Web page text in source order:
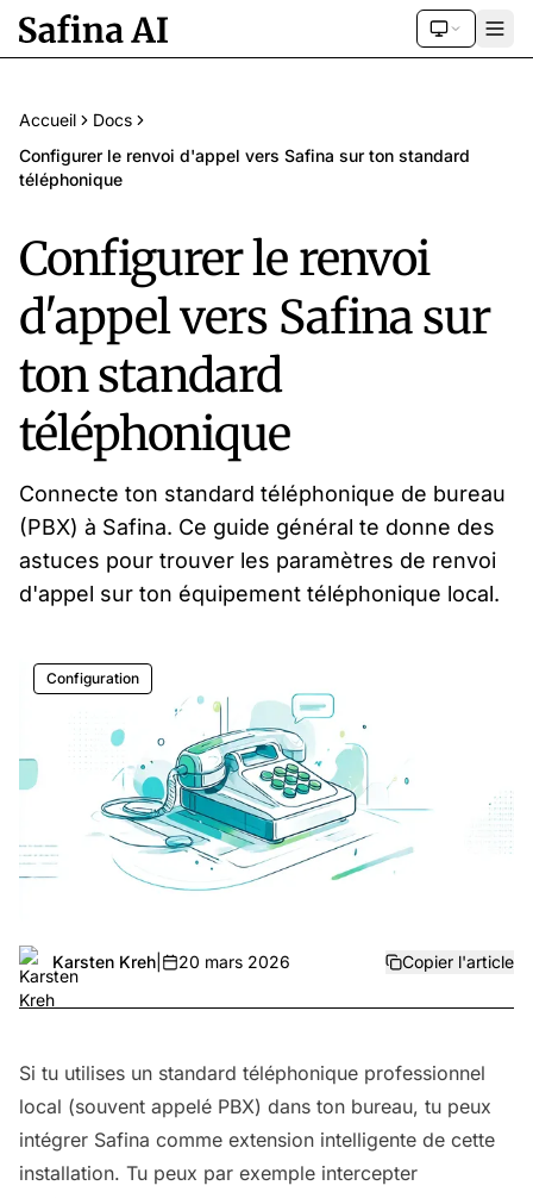
Accueil
Docs
Configurer le renvoi d'appel vers Safina sur ton standard
téléphonique
Configurer le renvoi
d'appel vers Safina sur
ton standard
téléphonique
Connecte ton standard téléphonique de bureau
(PBX) à Safina. Ce guide général te donne des
astuces pour trouver les paramètres de renvoi
d'appel sur ton équipement téléphonique local.
Configuration
Karsten Kreh 20 mars 2026 Copier l'article
Si tu utilises un standard téléphonique professionnel
local (souvent appelé PBX) dans ton bureau, tu peux
intégrer Safina comme extension intelligente de cette
installation. Tu peux par exemple intercepter